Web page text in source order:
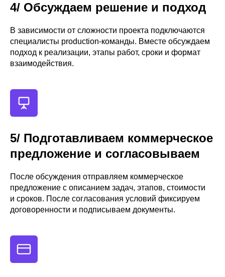
4/ Обсуждаем решение и подход
В зависимости от сложности проекта подключаются
специалисты production-команды. Вместе обсуждаем
подход к реализации, этапы работ, сроки и формат
взаимодействия.
5/ Подготавливаем коммерческое
предложение и согласовываем
После обсуждения отправляем коммерческое
предложение с описанием задач, этапов, стоимости
и сроков. После согласования условий фиксируем
договоренности и подписываем документы.